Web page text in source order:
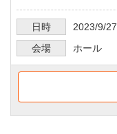
日時 2023/9/27
会場
ホール